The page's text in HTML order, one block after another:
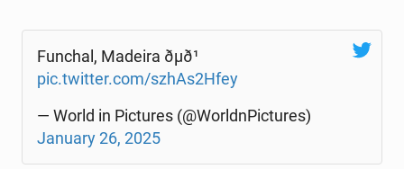
Funchal, Madeira ðµð¹
pic.twitter.com/szhAs2Hfey
— World in Pic­tu­res (@Worldn­Pic­tu­res)
January 26, 2025